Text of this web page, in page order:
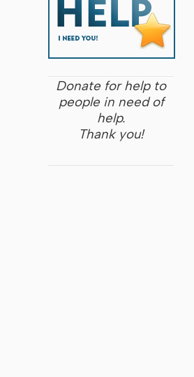
Donate for help to
people in need of
help.
Thank you!